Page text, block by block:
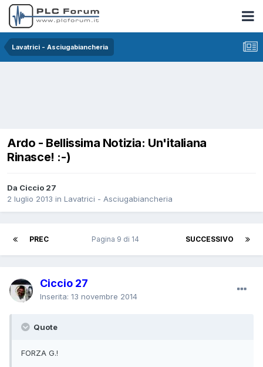
Lavatrici - Asciugabiancheria
Ardo - Bellissima Notizia: Un'italiana
Rinasce! :-)
Da Ciccio 27
2 luglio 2013 in Lavatrici - Asciugabiancheria
PREC SUCCESSIVO
Pagina 9 di 14
Ciccio 27
Inserita: 13 novembre 2014
Quote
FORZA G.!